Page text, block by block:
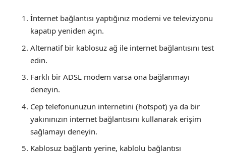
İnternet bağlantısı yaptığınız modemi ve televizyonu
kapatıp yeniden açın.
Alternatif bir kablosuz ağ ile internet bağlantısını test
edin.
Farklı bir ADSL modem varsa ona bağlanmayı
deneyin.
Cep telefonunuzun internetini (hotspot) ya da bir
yakınınızın internet bağlantısını kullanarak erişim
sağlamayı deneyin.
Kablosuz bağlantı yerine, kablolu bağlantısı